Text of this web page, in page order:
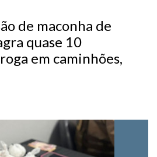
de maconha de
quase 10
em caminhões,